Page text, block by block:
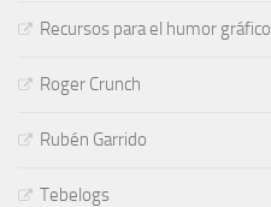
Recursos para el humor gráfico
Roger Crunch
Rubén Garrido
Tebelogs